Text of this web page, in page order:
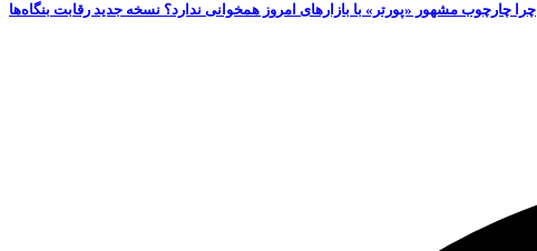
چرا چارچوب مشهور «پورتر» با بازارهای امروز همخوانی ندارد؟ نسخه جدید رقابت‌ بنگاه‌ها